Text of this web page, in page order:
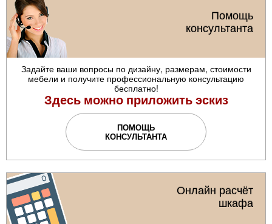
Помощь
консультанта
Задайте ваши вопросы по дизайну, размерам, стоимости
мебели и получите профессиональную консультацию
бесплатно!
Здесь можно приложить эскиз
ПОМОЩЬ
КОНСУЛЬТАНТА
Онлайн расчёт
шкафа